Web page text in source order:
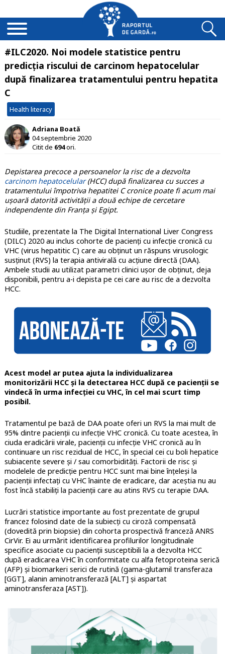
#ILC2020. Noi modele statistice pentru
predicția riscului de carcinom hepatocelular
după finalizarea tratamentului pentru hepatita
C
Health literacy
Adriana Boată
04 septembrie 2020
Citit de 694ori.
Depistarea precoce a persoanelor la risc de a dezvolta
carcinom hepatocelular(HCC) după finalizarea cu succes a
tratamentului împotriva hepatitei C cronice poate fi acum mai
ușoară datorită activității a două echipe de cercetare
independente din Franța și Egipt.
Studiile, prezentate la The Digital International Liver Congress
(DILC) 2020 au inclus cohorte de pacienți cu infecție cronică cu
VHC (virus hepatitic C) care au obținut un răspuns virusologic
susținut (RVS) la terapia antivirală cu acțiune directă (DAA).
Ambele studii au utilizat parametri clinici ușor de obținut, deja
disponibili, pentru a-i depista pe cei care au risc de a dezvolta
HCC.
Acest model ar putea ajuta la individualizarea
monitorizării HCC și la detectarea HCC după ce pacienții se
vindecă în urma infecției cu VHC, în cel mai scurt timp
posibil.
Tratamentul pe bază de DAA poate oferi un RVS la mai mult de
95% dintre pacienții cu infecție VHC cronică. Cu toate acestea, în
ciuda eradicării virale, pacienții cu infecție VHC cronică au în
continuare un risc rezidual de HCC, în special cei cu boli hepatice
subiacente severe și / sau comorbidități. Factorii de risc și
modelele de predicție pentru HCC sunt mai bine înțeleși la
pacienții infectați cu VHC înainte de eradicare, dar aceștia nu au
fost încă stabiliți la pacienții care au atins RVS cu terapie DAA.
Lucrări statistice importante au fost prezentate de grupul
francez folosind date de la subiecți cu ciroză compensată
(dovedită prin biopsie) din cohorta prospectivă franceză ANRS
CirVir. Ei au urmărit identificarea profilurilor longitudinale
specifice asociate cu pacienții susceptibili la a dezvolta HCC
după eradicarea VHC în conformitate cu alfa fetoproteina serică
(AFP) și biomarkeri serici de rutină (gama-glutamil transferaza
[GGT], alanin aminotransferază [ALT] și aspartat
aminotransferaza [AST]).